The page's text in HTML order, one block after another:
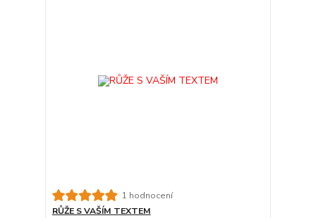
1 hodnocení
RŮŽE S VAŠÍM TEXTEM